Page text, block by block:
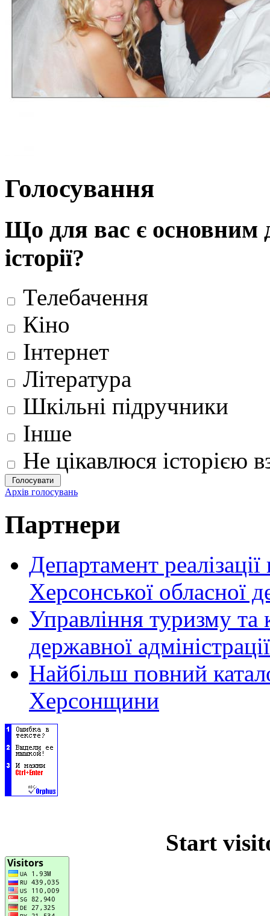
Голосування
Що для вас є основним
історії?
Телебачення
Кіно
Інтернет
Література
Шкільні підручники
Інше
Не цікавлюся історією
Архів голосувань
Партнери
Департамент
Херсонської обласної
Управління туризму та
державної адміністрації
Найбільш повний
Херсонщини
Start